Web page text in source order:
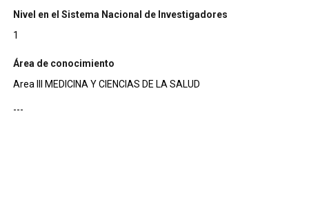
Nivel en el Sistema Nacional de Investigadores
1
Área de conocimiento
Area III MEDICINA Y CIENCIAS DE LA SALUD
---